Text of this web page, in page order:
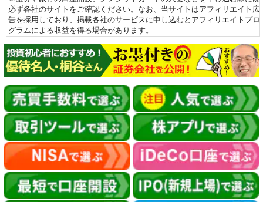
必ず各社のサイトをご確認ください。なお、当サイトはアフィリエイト広
告を採用しており、掲載各社のサービスに申し込むとアフィリエイトプロ
グラムによる収益を得る場合があります。